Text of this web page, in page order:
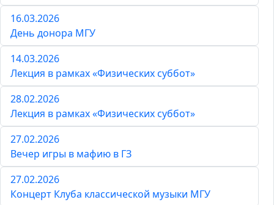
16.03.2026
День донора МГУ
14.03.2026
Лекция в рамках «Физических суббот»
28.02.2026
Лекция в рамках «Физических суббот»
27.02.2026
Вечер игры в мафию в ГЗ
27.02.2026
Концерт Клуба классической музыки МГУ